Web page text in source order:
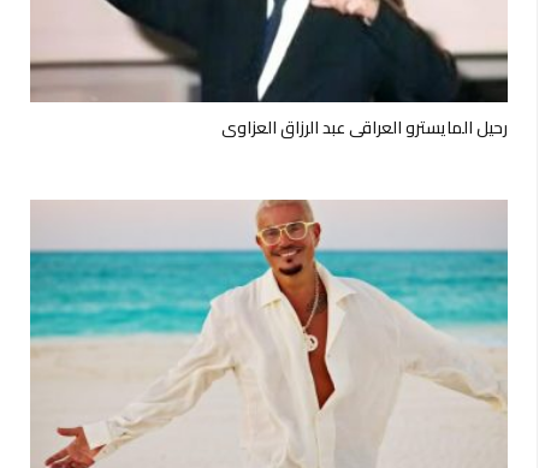
رحيل المايسترو العراقي عبد الرزاق العزاوي